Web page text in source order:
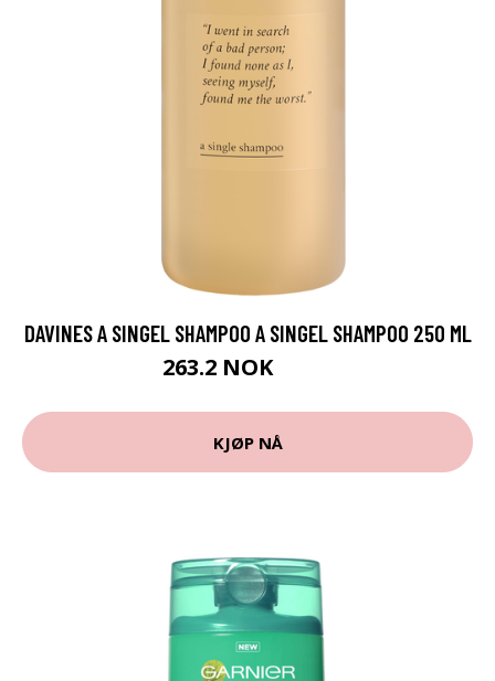
DAVINES A SINGEL SHAMPOO A SINGEL SHAMPOO 250 ML
263.2 NOK
KJØP NÅ